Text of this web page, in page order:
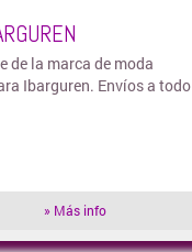
de la marca de moda
Ibarguren. Envíos a todo
» Más info